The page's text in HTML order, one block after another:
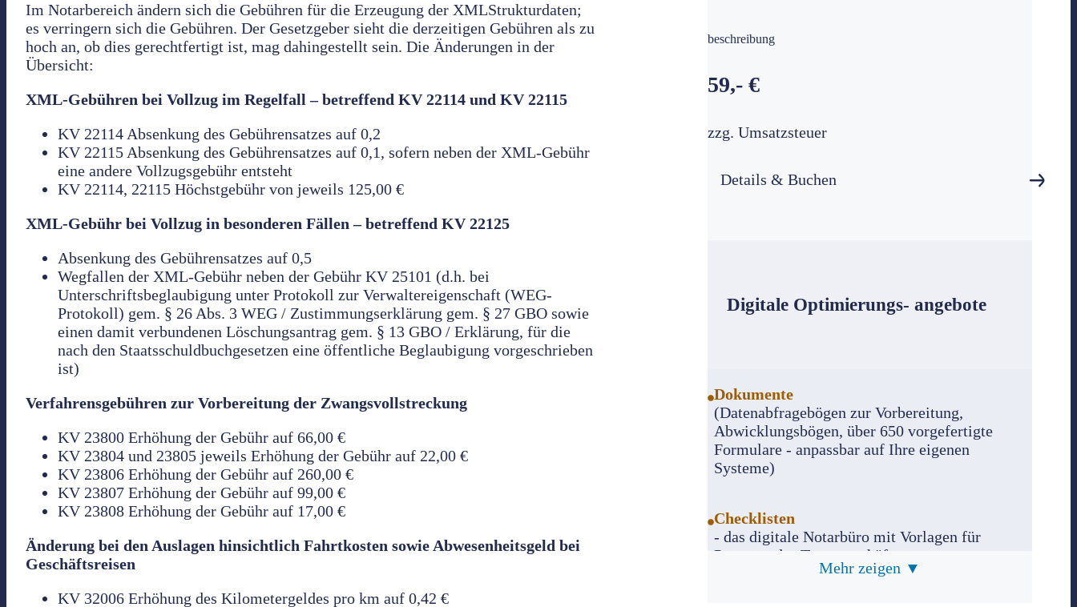
Im Notarbereich ändern sich die Gebühren für die Erzeugung der XMLStrukturdaten;
es verringern sich die Gebühren. Der Gesetzgeber sieht die derzeitigen Gebühren als zu
hoch an, ob dies gerechtfertigt ist, mag dahingestellt sein. Die Änderungen in der
Übersicht:
XML-Gebühren bei Vollzug im Regelfall – betreffend KV 22114 und KV 22115
KV 22114 Absenkung des Gebührensatzes auf 0,2
KV 22115 Absenkung des Gebührensatzes auf 0,1, sofern neben der XML-Gebühr
eine andere Vollzugsgebühr entsteht
KV 22114, 22115 Höchstgebühr von jeweils 125,00 €
XML-Gebühr bei Vollzug in besonderen Fällen – betreffend KV 22125
Absenkung des Gebührensatzes auf 0,5
Wegfallen der XML-Gebühr neben der Gebühr KV 25101 (d.h. bei
Unterschriftsbeglaubigung unter Protokoll zur Verwaltereigenschaft (WEG-
Protokoll) gem. § 26 Abs. 3 WEG / Zustimmungserklärung gem. § 27 GBO sowie
einen damit verbundenen Löschungsantrag gem. § 13 GBO / Erklärung, für die
nach den Staatsschuldbuchgesetzen eine öffentliche Beglaubigung vorgeschrieben
ist)
Verfahrensgebühren zur Vorbereitung der Zwangsvollstreckung
KV 23800 Erhöhung der Gebühr auf 66,00 €
KV 23804 und 23805 jeweils Erhöhung der Gebühr auf 22,00 €
KV 23806 Erhöhung der Gebühr auf 260,00 €
KV 23807 Erhöhung der Gebühr auf 99,00 €
KV 23808 Erhöhung der Gebühr auf 17,00 €
Änderung bei den Auslagen hinsichtlich Fahrtkosten sowie Abwesenheitsgeld bei
Geschäftsreisen
KV 32006 Erhöhung des Kilometergeldes pro km auf 0,42 €
beschreibung
59,- €
zzg. Umsatzsteuer
Details & Buchen
Digitale Optimierungs- angebote
Dokumente
(Datenabfragebögen zur Vorbereitung,
Abwicklungsbögen, über 650 vorgefertigte
Formulare - anpassbar auf Ihre eigenen
Systeme)
Checklisten
- das digitale Notarbüro mit Vorlagen für
Prozesse des Tagesgeschäfts
Mehr zeigen ▼